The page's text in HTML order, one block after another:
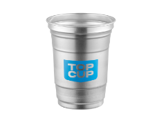
グローブ
BEHRENS